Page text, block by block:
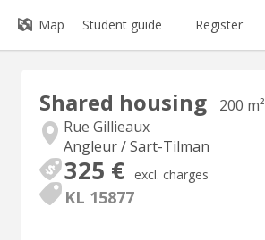
Map Student guide Register
Shared housing
200 m²
Rue Gillieaux
Angleur / Sart-Tilman
325 € excl. charges
KL 15877